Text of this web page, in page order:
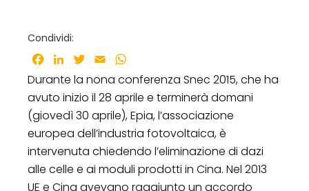
Condividi:
Facebook
LinkedInTwitter
Email
Durante la nona conferenza Snec 2015, che ha
avuto inizio il 28 aprile e terminerà domani
(giovedì 30 aprile), Epia, l’associazione
europea dell’industria fotovoltaica, è
intervenuta chiedendo l’eliminazione di dazi
alle celle e ai moduli prodotti in Cina. Nel 2013
UE e Cina avevano raggiunto un accordo